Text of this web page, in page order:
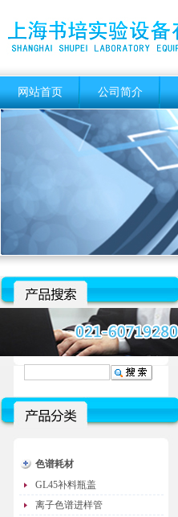
网站首页 公司简介
色谱耗材
GL45补料瓶盖
离子色谱进样管